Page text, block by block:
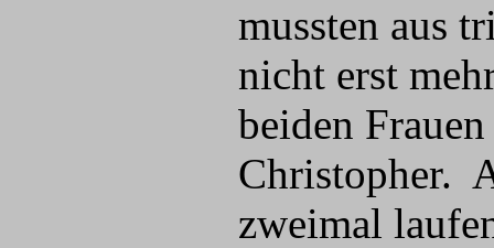
mussten aus
nicht erst
beiden
Christopher.
zweimal